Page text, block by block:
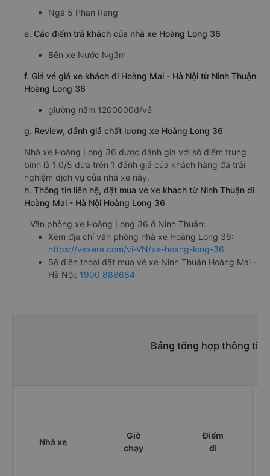
Ngã 5 Phan Rang
e. Các điểm trả khách của nhà xe Hoàng Long 36
Bến xe Nước Ngầm
f. Giá vé giá xe khách đi Hoàng Mai - Hà Nội từ Ninh Thuận
Hoàng Long 36
giường nằm 1200000đ/vé
g. Review, đánh giá chất lượng xe Hoàng Long 36
Nhà xe Hoàng Long 36 được đánh giá với số điểm trung
bình là 1.0/5 dựa trên 1 đánh giá của khách hàng đã trải
nghiệm dịch vụ của nhà xe này.
h. Thông tin liên hệ, đặt mua vé xe khách từ Ninh Thuận đi
Hoàng Mai - Hà Nội Hoàng Long 36
Văn phòng xe Hoàng Long 36 ở Ninh Thuận:
Xem địa chỉ văn phòng nhà xe Hoàng Long 36:
https://vexere.com/vi-VN/xe-hoang-long-36
Số điện thoại đặt mua vé xe Ninh Thuận Hoàng Mai -
Hà Nội: 1900 888684
Bảng tổng hợp thông tin
Nhà xe
Giờ
chạy
Điểm
đi